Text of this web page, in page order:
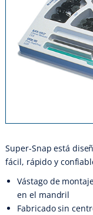
Super-Snap está
fácil, rápido y
Vástago de
en el mandril
Fabricado sin